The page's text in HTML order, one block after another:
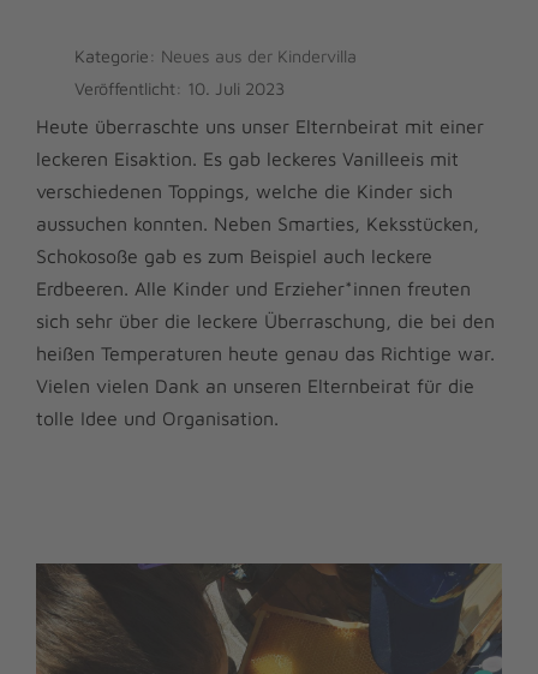
Kategorie: Neues aus der Kindervilla
Veröffentlicht: 10. Juli 2023
Heute überraschte uns unser Elternbeirat mit einer
leckeren Eisaktion. Es gab leckeres Vanilleeis mit
verschiedenen Toppings, welche die Kinder sich
aussuchen konnten. Neben Smarties, Keksstücken,
Schokosoße gab es zum Beispiel auch leckere
Erdbeeren. Alle Kinder und Erzieher*innen freuten
sich sehr über die leckere Überraschung, die bei den
heißen Temperaturen heute genau das Richtige war.
Vielen vielen Dank an unseren Elternbeirat für die
tolle Idee und Organisation.